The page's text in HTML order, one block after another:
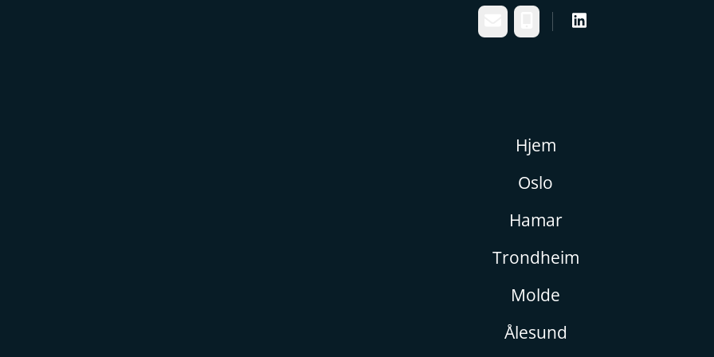
Telefonnummer
Hjem
Oslo
Hamar
Trondheim
Molde
Ålesund